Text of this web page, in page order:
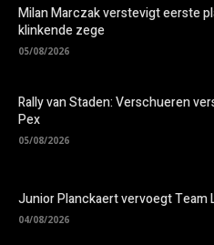
Milan Marczak verstevigt eerste
klinkende zege
05/08/2026
Rally van Staden: Verschueren
Pex
05/08/2026
Junior Planckaert vervoegt Team
04/08/2026